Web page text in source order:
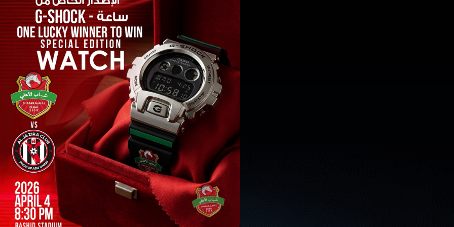
سوبر شيلد الإمارات العربية
المتحدة - قطرات
درع التحدي